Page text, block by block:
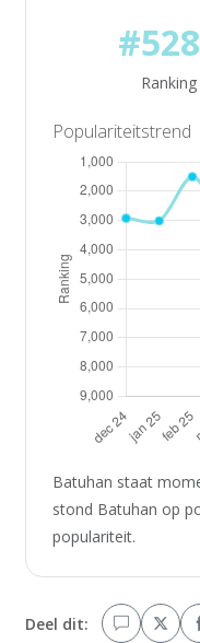
Ranking
Populariteitstrend
Batuhan staat
stond Batuhan op
populariteit.
Deel dit: